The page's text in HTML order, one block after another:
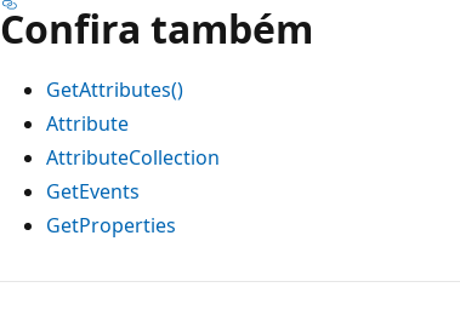
Confira também
GetAttributes()
Attribute
AttributeCollection
GetEvents
GetProperties
Modo